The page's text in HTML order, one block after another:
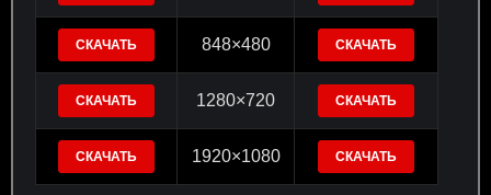
СКАЧАТЬ 848×480 СКАЧАТЬ
СКАЧАТЬ 1280×720 СКАЧАТЬ
СКАЧАТЬ 1920×1080 СКАЧАТЬ